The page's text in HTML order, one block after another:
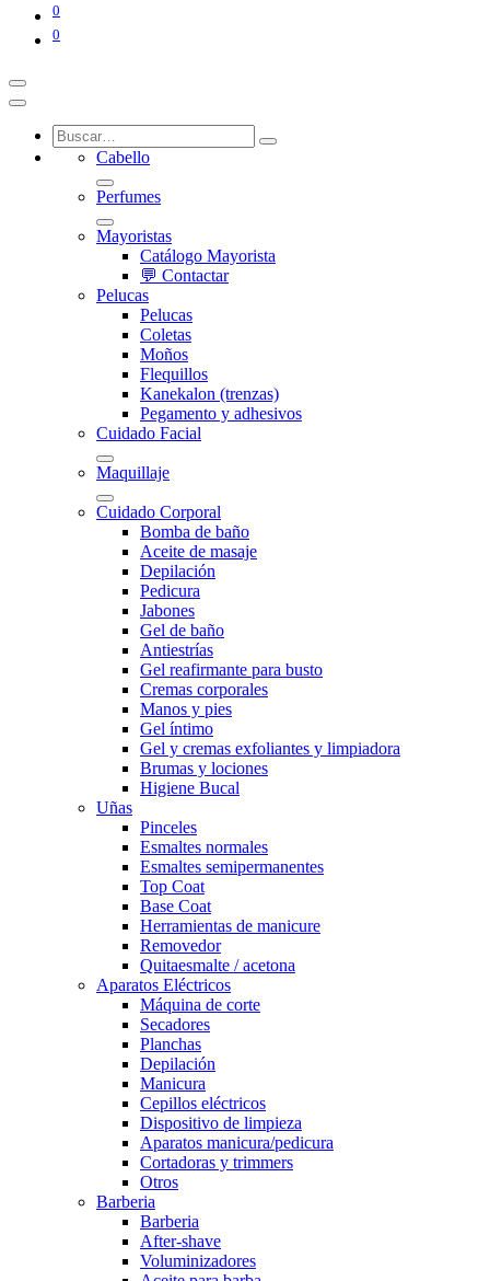
0
0
Cabello
Perfumes
Mayoristas
Catálogo Mayorista
💬 Contactar
Pelucas
Pelucas
Coletas
Moños
Flequillos
Kanekalon (trenzas)
Pegamento y adhesivos
Cuidado Facial
Maquillaje
Cuidado Corporal
Bomba de baño
Aceite de masaje
Depilación
Pedicura
Jabones
Gel de baño
Antiestrías
Gel reafirmante para busto
Cremas corporales
Manos y pies
Gel íntimo
Gel y cremas exfoliantes y limpiadora
Brumas y lociones
Higiene Bucal
Uñas
Pinceles
Esmaltes normales
Esmaltes semipermanentes
Top Coat
Base Coat
Herramientas de manicure
Removedor
Quitaesmalte / acetona
Aparatos Eléctricos
Máquina de corte
Secadores
Planchas
Depilación
Manicura
Cepillos eléctricos
Dispositivo de limpieza
Aparatos manicura/pedicura
Cortadoras y trimmers
Otros
Barberia
Barberia
After-shave
Voluminizadores